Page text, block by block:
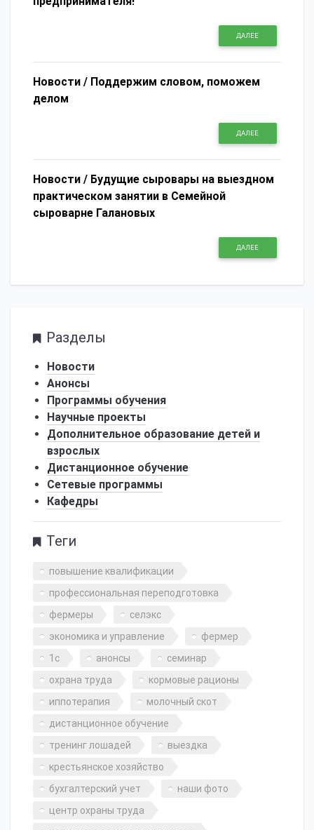
ДАЛЕЕ
Новости / Поддержим словом, поможем
делом
ДАЛЕЕ
Новости / Будущие сыровары на выездном
практическом занятии в Семейной
сыроварне Галановых
ДАЛЕЕ
Разделы
Новости
Анонсы
Программы обучения
Научные проекты
Дополнительное образование детей и
взрослых
Дистанционное обучение
Сетевые программы
Кафедры
Теги
повышение квалификации
профессиональная переподготовка
фермеры
селэкс
экономика и управление
фермер
1с
анонсы
семинар
охрана труда
кормовые рационы
иппотерапия
молочный скот
дистанционное обучение
тренинг лошадей
выездка
крестьянское хозяйство
бухгалтерский учет
наши фото
центр охраны труда